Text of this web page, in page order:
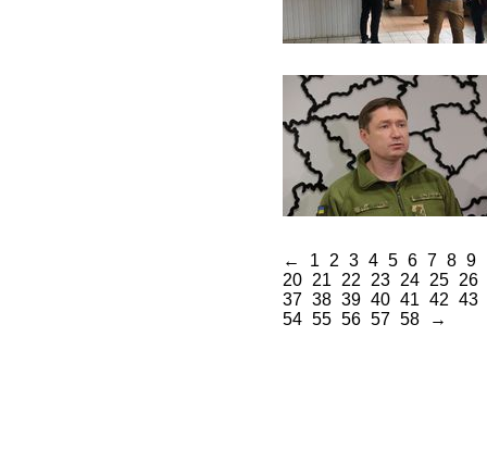
← 1 2 3 4 5 6 7 8 9
20 21 22 23 24 25 26
37 38 39 40 41 42 43
54 55 56 57 58 →